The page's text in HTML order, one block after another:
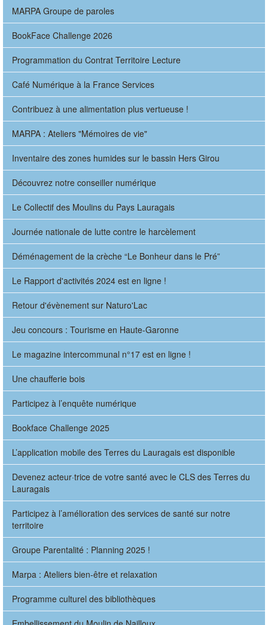
MARPA Groupe de paroles
BookFace Challenge 2026
Programmation du Contrat Territoire Lecture
Café Numérique à la France Services
Contribuez à une alimentation plus vertueuse !
MARPA : Ateliers "Mémoires de vie"
Inventaire des zones humides sur le bassin Hers Girou
Découvrez notre conseiller numérique
Le Collectif des Moulins du Pays Lauragais
Journée nationale de lutte contre le harcèlement
Déménagement de la crèche “Le Bonheur dans le Pré”
Le Rapport d'activités 2024 est en ligne !
Retour d'évènement sur Naturo'Lac
Jeu concours : Tourisme en Haute-Garonne
Le magazine intercommunal n°17 est en ligne !
Une chaufferie bois
Participez à l’enquête numérique
Bookface Challenge 2025
L’application mobile des Terres du Lauragais est disponible
Devenez acteur·trice de votre santé avec le CLS des Terres du
Lauragais
Participez à l’amélioration des services de santé sur notre
territoire
Groupe Parentalité : Planning 2025 !
Marpa : Ateliers bien-être et relaxation
Programme culturel des bibliothèques